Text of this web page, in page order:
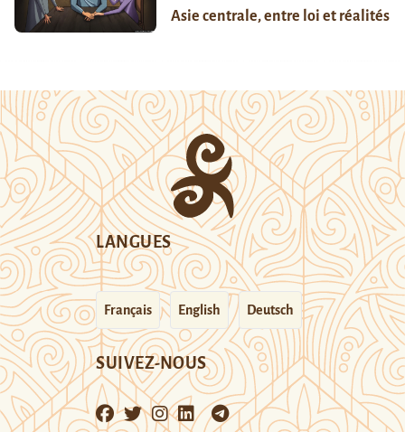
Asie centrale, entre loi et réalités
LANGUES
Français English Deutsch
SUIVEZ-NOUS